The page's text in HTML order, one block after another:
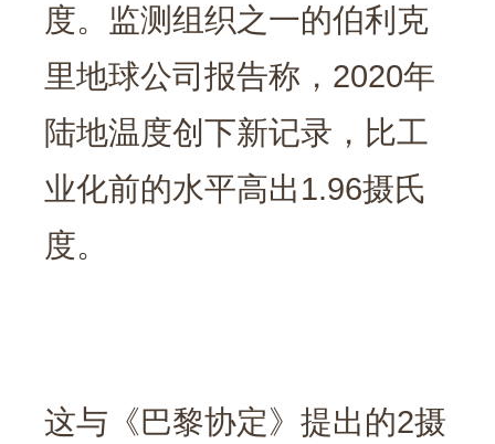
度。监测组织之一的伯利克
里地球公司报告称，2020年
陆地温度创下新记录，比工
业化前的水平高出1.96摄氏
度。
这与《巴黎协定》提出的2摄